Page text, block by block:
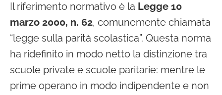
Il riferimento normativo è la Legge 10
marzo 2000, n. 62, comunemente chiamata
“legge sulla parità scolastica”. Questa norma
ha ridefinito in modo netto la distinzione tra
scuole private e scuole paritarie: mentre le
prime operano in modo indipendente e non